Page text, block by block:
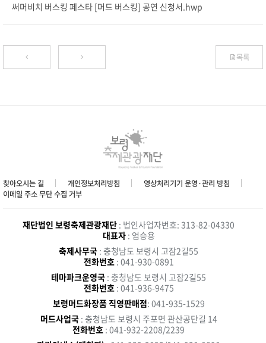
써머비치 버스킹 페스타 [머드 버스킹] 공연 신청서.hwp
목록
찾아오시는 길 개인정보처리방침
영상처리기기 운영·관리 방침
이메일 주소 무단 수집 거부
재단법인 보령축제관광재단 : 법인사업자번호: 313-82-04330
대표자: 엄승용
축제사무국 : 충청남도 보령시 고잠2길55
전화번호 : 041-930-0891
테마파크운영국 : 충청남도 보령시 고잠2길55
전화번호 : 041-936-9475
보령머드화장품 직영판매점: 041-935-1529
머드사업국 : 충청남도 보령시 주포면 관산공단길 14
전화번호 : 041-932-2208/2239